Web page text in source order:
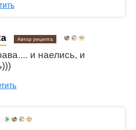
Автор рецепта
и наелись, и